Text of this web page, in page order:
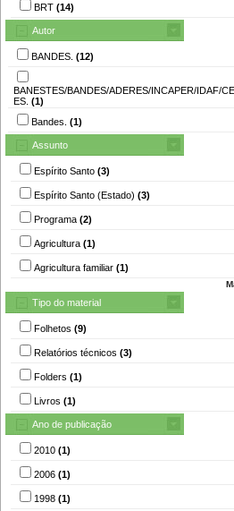
BRT (14)
Autor
BANDES. (12)
BANESTES/BANDES/ADERES/INCAPER/IDAF/
ES. (1)
Bandes. (1)
Assunto
Espírito Santo (3)
Espírito Santo (Estado) (3)
Programa (2)
Agricultura (1)
Agricultura familiar (1)
Tipo do material
Folhetos (9)
Relatórios técnicos (3)
Folders (1)
Livros (1)
Ano de publicação
2010 (1)
2006 (1)
1998 (1)